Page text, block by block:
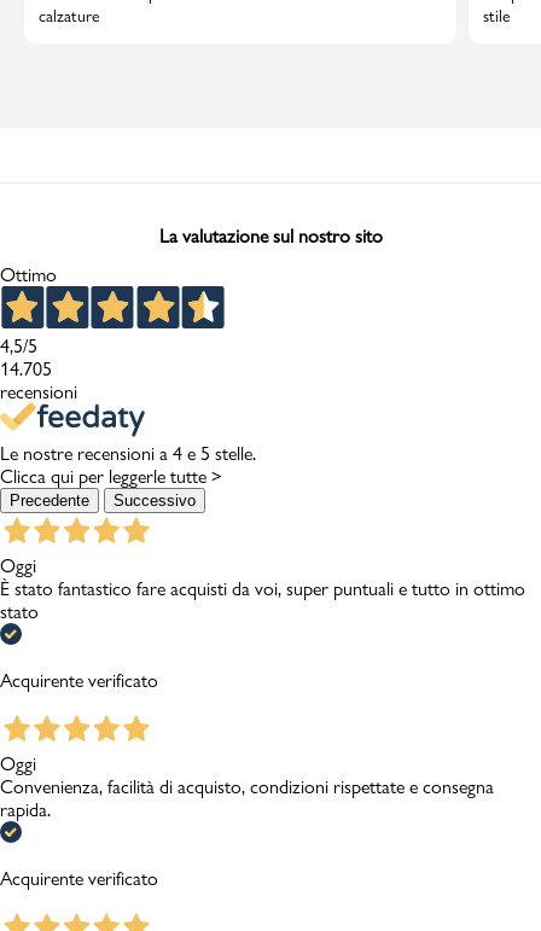
calzature
stile
La valutazione sul nostro sito
Ottimo
4,5/5
14.705
recensioni
Le nostre recensioni a 4 e 5 stelle.
Clicca qui per leggerle tutte >
Precedente Successivo
Oggi
È stato fantastico fare acquisti da voi, super puntuali e tutto in ottimo
stato
Acquirente verificato
Oggi
Convenienza, facilità di acquisto, condizioni rispettate e consegna
rapida.
Acquirente verificato